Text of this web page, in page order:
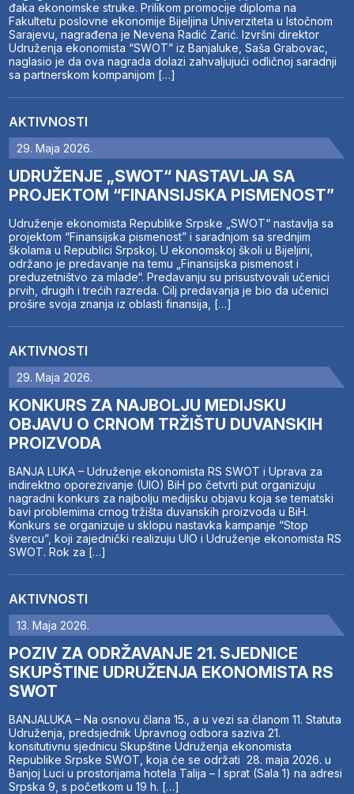
đaka ekonomske struke. Prilikom promocije diploma na
Fakultetu poslovne ekonomije Bijeljina Univerziteta u Istočnom
Sarajevu, nagrađena je Nevena Radić Zarić. Izvršni direktor
Udruženja ekonomista “SWOT” iz Banjaluke, Saša Grabovac,
naglasio je da ova nagrada dolazi zahvaljujući odličnoj saradnji
sa partnerskom kompanijom […]
AKTIVNOSTI
29. Maja 2026.
UDRUŽENJE „SWOT“ NASTAVLJA SA
PROJEKTOM “FINANSIJSKA PISMENOST”
Udruženje ekonomista Republike Srpske „SWOT“ nastavlja sa
projektom “Finansijska pismenost” i saradnjom sa srednjim
školama u Republici Srpskoj. U ekonomskoj školi u Bijeljini,
održano je predavanje na temu „Finansijska pismenost i
preduzetništvo za mlade“. Predavanju su prisustvovali učenici
prvih, drugih i trećih razreda. Cilj predavanja je bio da učenici
prošire svoja znanja iz oblasti finansija, […]
AKTIVNOSTI
29. Maja 2026.
KONKURS ZA NAJBOLJU MEDIJSKU
OBJAVU O CRNOM TRŽIŠTU DUVANSKIH
PROIZVODA
BANJA LUKA – Udruženje ekonomista RS SWOT i Uprava za
indirektno oporezivanje (UIO) BiH po četvrti put organizuju
nagradni konkurs za najbolju medijsku objavu koja se tematski
bavi problemima crnog tržišta duvanskih proizvoda u BiH.
Konkurs se organizuje u sklopu nastavka kampanje “Stop
švercu”, koji zajednički realizuju UIO i Udruženje ekonomista RS
SWOT. Rok za […]
AKTIVNOSTI
13. Maja 2026.
POZIV ZA ODRŽAVANJE 21. SJEDNICE
SKUPŠTINE UDRUŽENJA EKONOMISTA RS
SWOT
BANJALUKA – Na osnovu člana 15., a u vezi sa članom 11. Statuta
Udruženja, predsjednik Upravnog odbora saziva 21.
konsitutivnu sjednicu Skupštine Udruženja ekonomista
Republike Srpske SWOT, koja će se održati 28. maja 2026. u
Banjoj Luci u prostorijama hotela Talija – I sprat (Sala 1) na adresi
Srpska 9, s početkom u 19 h. […]